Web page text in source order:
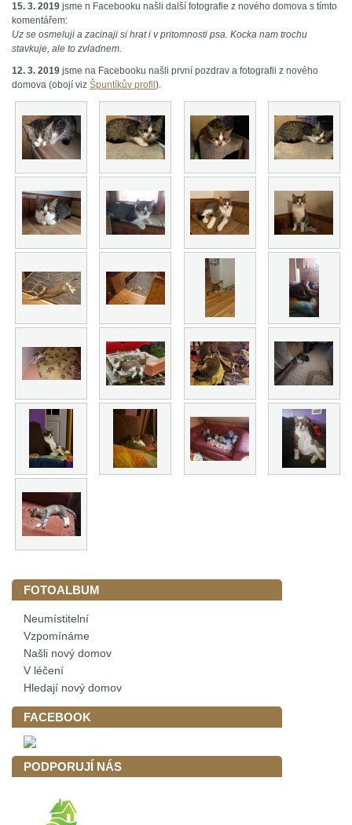
15. 3. 2019 jsme n Facebooku našli další fotografie z nového domova s tímto
komentářem:
Uz se osmeluji a zacinaji si hrat i v pritomnosti psa. Kocka nam trochu
stavkuje, ale to zvladnem.
12. 3. 2019 jsme na Facebooku našli první pozdrav a fotografii z nového
domova (obojí viz Špuntíkův profil ).
FOTOALBUM
Neumístitelní
Vzpomínáme
Našli nový domov
V léčení
Hledají nový domov
FACEBOOK
PODPORUJÍ NÁS